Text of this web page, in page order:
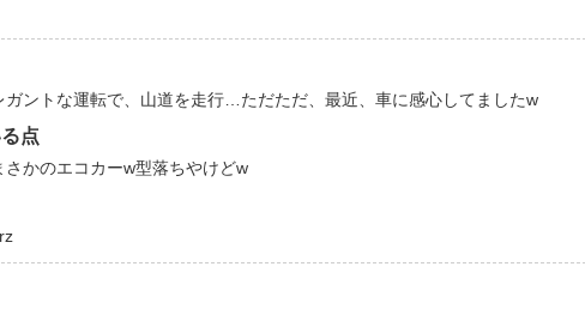
ガントな運転で、山道を走行…ただただ、最近、車に感心してましたw
点
さかのエコカーw型落ちやけどw